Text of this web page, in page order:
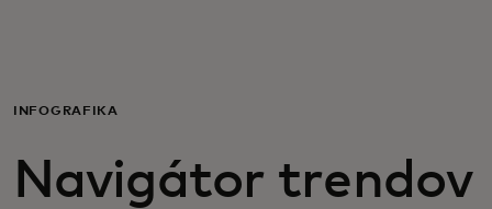
Pre firmy
Pre svet
INFOGRAFIKA
Navigátor trendov